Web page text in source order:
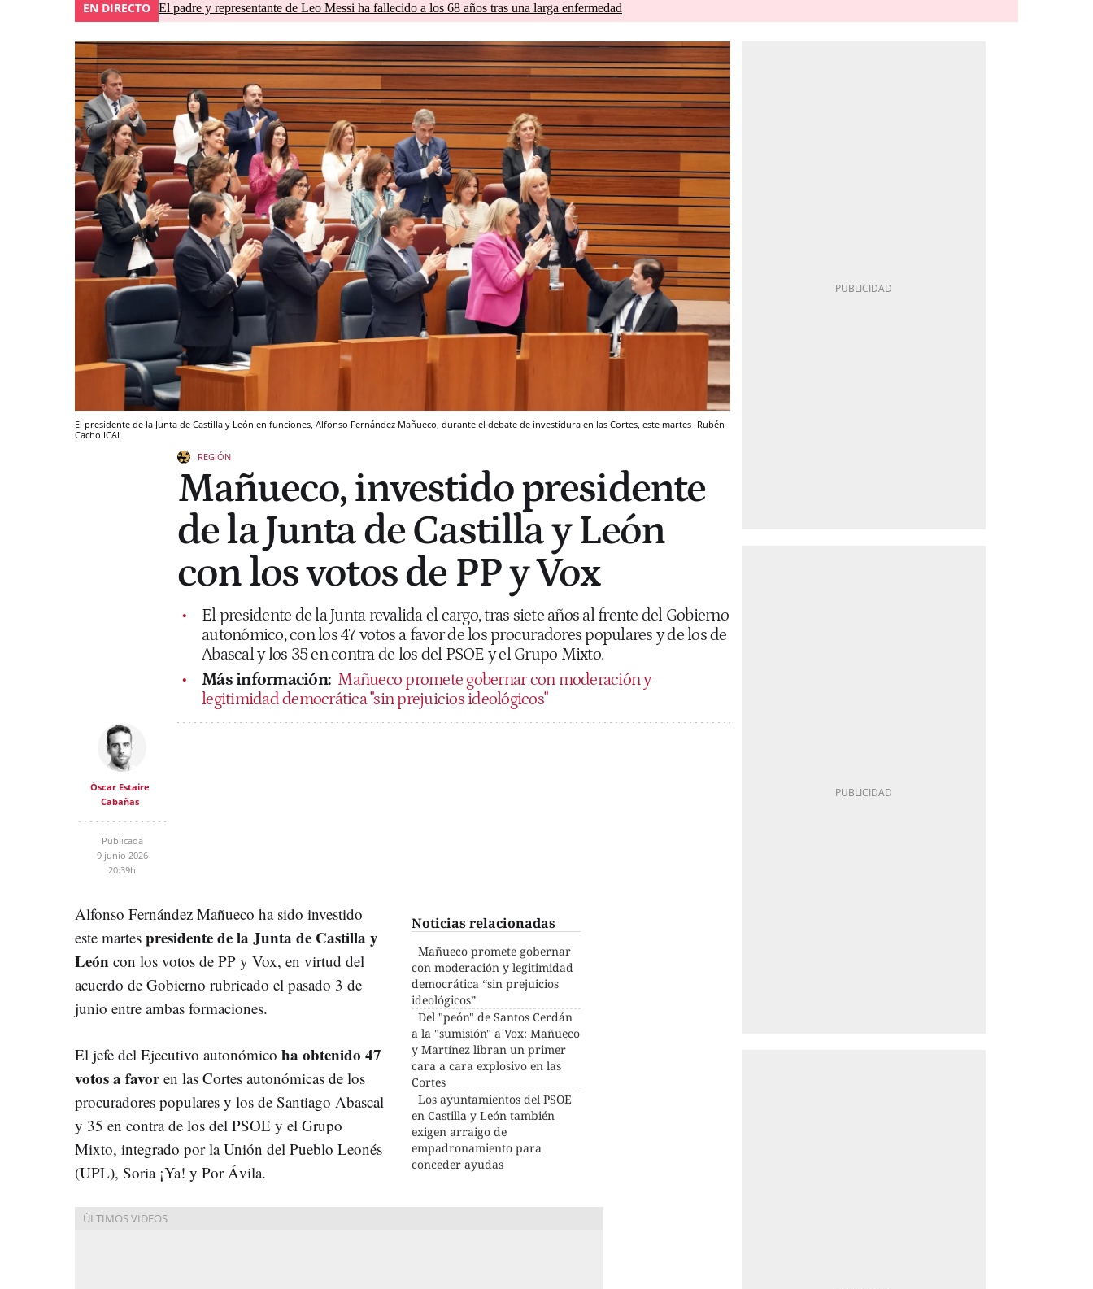
EN DIRECTO El padre y representante de Leo Messi ha fallecido a los 68 años tras una larga enfermedad
El presidente de la Junta de Castilla y León en funciones, Alfonso Fernández Mañueco, durante el debate de investidura en las Cortes, este martes Rubén
Cacho ICAL
REGIÓN
Mañueco, investido presidente
de la Junta de Castilla y León
con los votos de PP y Vox
El presidente de la Junta revalida el cargo, tras siete años al frente del Gobierno
autonómico, con los 47 votos a favor de los procuradores populares y de los de
Abascal y los 35 en contra de los del PSOE y el Grupo Mixto.
Más información: Mañueco promete gobernar con moderación y
legitimidad democrática "sin prejuicios ideológicos"
Óscar Estaire
Cabañas
Publicada
9 junio 2026
20:39h
Noticias relacionadas
Mañueco promete gobernar
con moderación y legitimidad
democrática “sin prejuicios
ideológicos”
Del "peón" de Santos Cerdán
a la "sumisión" a Vox: Mañueco
y Martínez libran un primer
cara a cara explosivo en las
Cortes
Los ayuntamientos del PSOE
en Castilla y León también
exigen arraigo de
empadronamiento para
conceder ayudas
Alfonso Fernández Mañueco ha sido investido
este martes presidente de la Junta de Castilla y
León con los votos de PP y Vox, en virtud del
acuerdo de Gobierno rubricado el pasado 3 de
junio entre ambas formaciones.
El jefe del Ejecutivo autonómico ha obtenido 47
votos a favoren las Cortes autonómicas de los
procuradores populares y los de Santiago Abascal
y 35 en contra de los del PSOE y el Grupo
Mixto, integrado por la Unión del Pueblo Leonés
(UPL), Soria ¡Ya! y Por Ávila.